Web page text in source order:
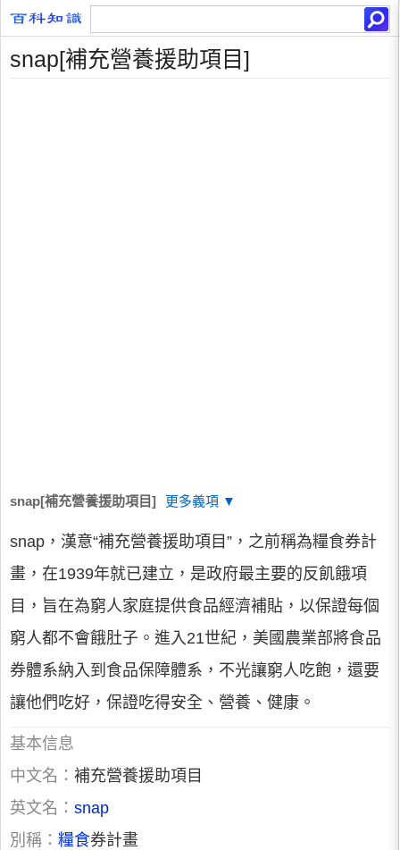
snap[補充營養援助項目]
snap[補充營養援助項目] 更多義項 ▼
snap，漢意“補充營養援助項目”，之前稱為糧食券計
畫，在1939年就已建立，是政府最主要的反飢餓項
目，旨在為窮人家庭提供食品經濟補貼，以保證每個
窮人都不會餓肚子。進入21世紀，美國農業部將食品
券體系納入到食品保障體系，不光讓窮人吃飽，還要
讓他們吃好，保證吃得安全、營養、健康。
基本信息
中文名： 補充營養援助項目
英文名： snap
別稱： 糧食券計畫